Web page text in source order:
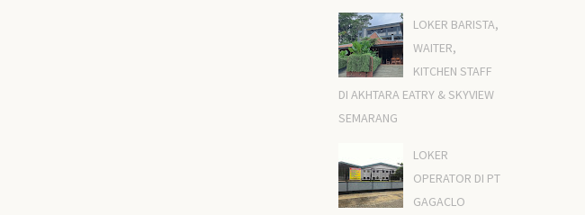
LOKER BARISTA,
WAITER,
KITCHEN STAFF
DI AKHTARA EATRY & SKYVIEW
SEMARANG
LOKER
OPERATOR DI PT
GAGACLO